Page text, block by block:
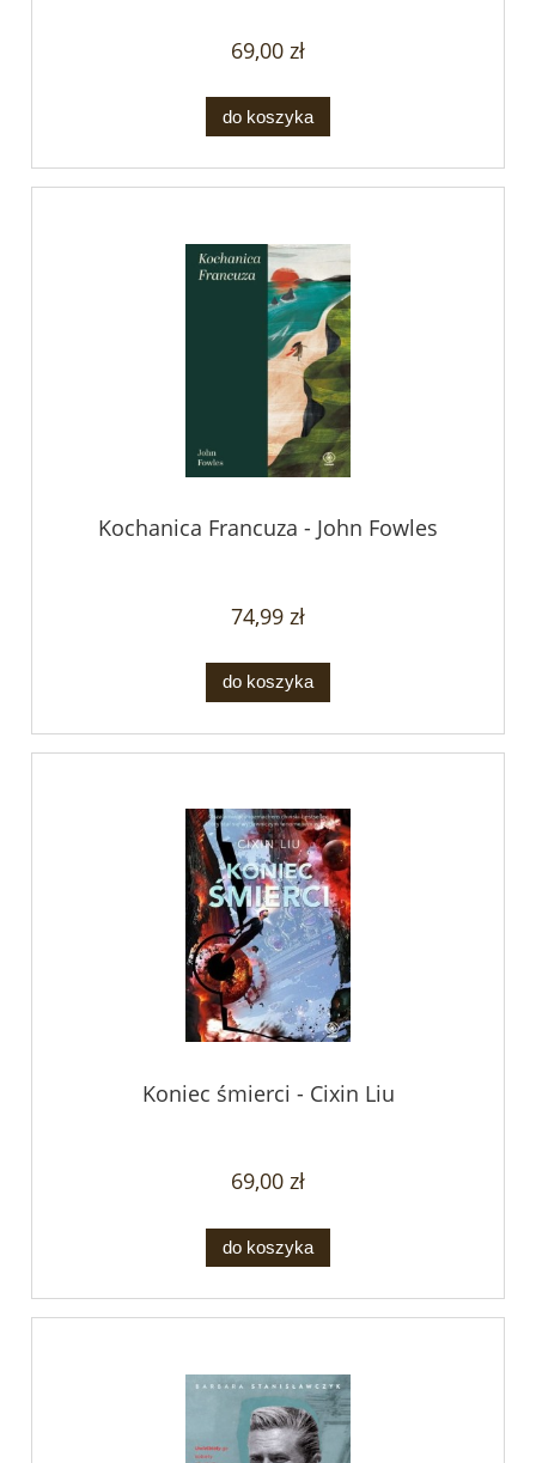
69,00 zł
do koszyka
Kochanica Francuza - John Fowles
74,99 zł
do koszyka
Koniec śmierci - Cixin Liu
69,00 zł
do koszyka